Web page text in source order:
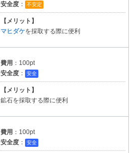
安全度 ： 不安定
【メリット】
マヒダケを採取する際に便利
費用 ：100pt
安全度 ： 安全
【メリット】
鉱石を採取する際に便利
費用 ：100pt
安全度 ： 安全